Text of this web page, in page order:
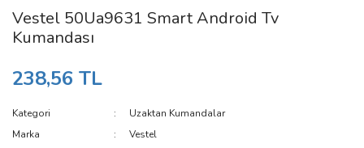
Vestel 50Ua9631 Smart Android Tv
Kumandası
238,56 TL
Kategori
Uzaktan Kumandalar
Marka
Vestel